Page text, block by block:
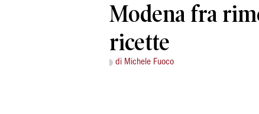
Modena fra
ricette
di Michele Fuoco